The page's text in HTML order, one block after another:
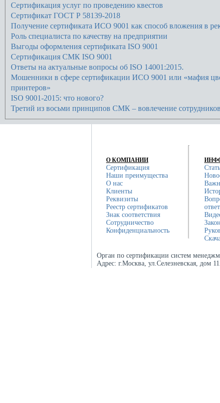
Сертификация услуг по проведению квестов
Сертификат ГОСТ Р 58139-2018
Получение сертификата ИСО 9001 как способ вложения в
Роль специалиста по качеству на предприятии
Выгоды оформления сертификата ISO 9001
Сертификация СМК ISO 9001
Ответы на актуальные вопросы об ISO 14001:2015.
Мошенники в сфере сертификации ИСО 9001 или «мафия
принтеров»
ISO 9001-2015: что нового?
Третий из восьми принципов СМК – вовлечение
О КОМПАНИИ
Сертификация
Наши преимущества
О нас
Клиенты
Реквизиты
Реестр сертификатов
Знак соответствия
Сотрудничество
Конфиденциальность
Орган по сертификации систем
Адрес: г.Москва, ул.Селезневская, дом